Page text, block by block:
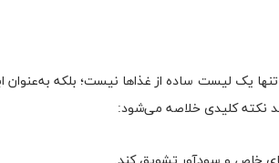
یک لیست ساده از غذاها نیست؛ بلکه به‌عنوان
نکته کلیدی خلاصه می‌شود: